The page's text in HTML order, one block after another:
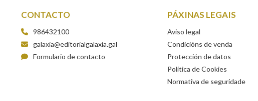
CONTACTO
986432100
galaxia@editorialgalaxia.gal
Formulario de contacto
PÁXINAS LEGAIS
Aviso legal
Condicións de venda
Protección de datos
Política de Cookies
Normativa de seguridade